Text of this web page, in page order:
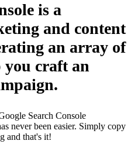
is a
and content
an array of
craft an
Search Console
never been easier. Simply copy
and that's it!